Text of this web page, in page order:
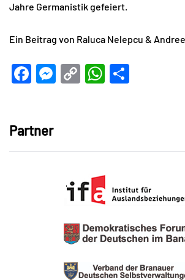
Jahre Germanistik gefeiert.
Ein Beitrag von Raluca Nelepcu &
Facebook
Messenger
CopyWhatsApp
Partner